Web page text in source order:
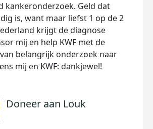
kankeronderzoek. Geld dat
is, want maar liefst 1 op de 2
krijgt de diagnose
mij en help KWF met de
belangrijk onderzoek naar
mij en KWF: dankjewel!
Doneer aan Louk